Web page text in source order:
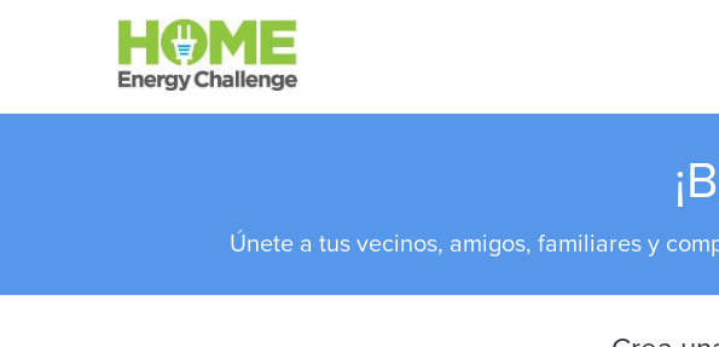
Únete a tus vecinos, amigos, familiares y